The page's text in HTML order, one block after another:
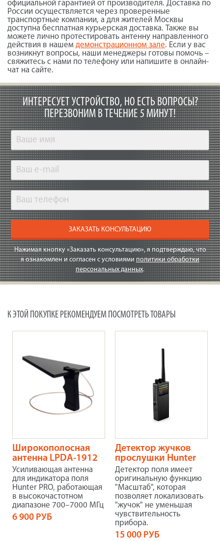
официальной гарантией от производителя. Доставка по
России осуществляется через проверенные
транспортные компании, а для жителей Москвы
доступна бесплатная курьерская доставка. Также вы
можете лично протестировать антенну направленного
действия в нашем демонстрационном зале. Если у вас
возникнут вопросы, наши менеджеры готовы помочь –
свяжитесь с нами по телефону или напишите в онлайн-
чат на сайте.
ИНТЕРЕСУЕТ УСТРОЙСТВО, НО ЕСТЬ ВОПРОСЫ?
ПЕРЕЗВОНИМ В ТЕЧЕНИЕ 5 МИНУТ!
ЗАКАЗАТЬ КОНСУЛЬТАЦИЮ
Нажимая кнопку «Заказать консультацию», я подтверждаю, что
я ознакомлен и согласен с условиями политики обработки
персональных данных.
К ЭТОЙ ПОКУПКЕ РЕКОМЕНДУЕМ ПОСМОТРЕТЬ ТОВАРЫ
Широкополосная
антенна LPDA-1912
Усиливающая антенна
для индикатора поля
Hunter PRO, работающая
в высокочастотном
диапазоне 700–7000 МГц
6 900 РУБ
Детектор жучков
прослушки Hunter
Детектор поля имеет
оригинальную функцию
"Масштаб", которая
позволяет локализовать
"жучок" не уменьшая
чувствительность
прибора.
15 000 РУБ